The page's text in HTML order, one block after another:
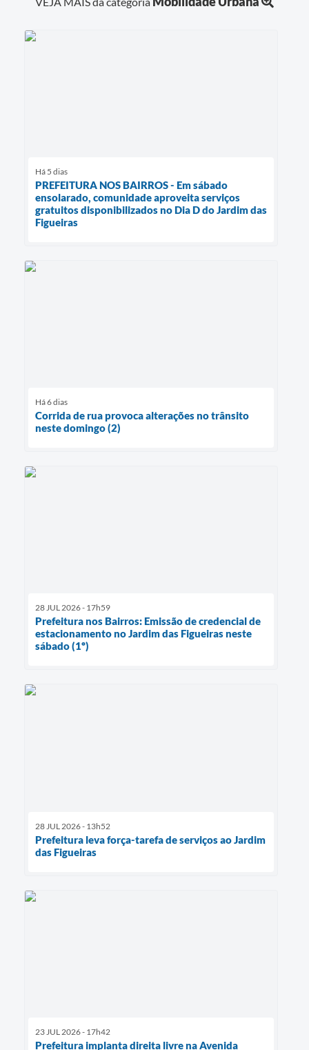
Há 5 dias
PREFEITURA NOS BAIRROS - Em sábado
ensolarado, comunidade aproveita serviços
gratuitos disponibilizados no Dia D do Jardim das
Figueiras
Há 6 dias
Corrida de rua provoca alterações no trânsito
neste domingo (2)
28 JUL 2026 - 17h59
Prefeitura nos Bairros: Emissão de credencial de
estacionamento no Jardim das Figueiras neste
sábado (1º)
28 JUL 2026 - 13h52
Prefeitura leva força-tarefa de serviços ao Jardim
das Figueiras
23 JUL 2026 - 17h42
Prefeitura implanta direita livre na Avenida